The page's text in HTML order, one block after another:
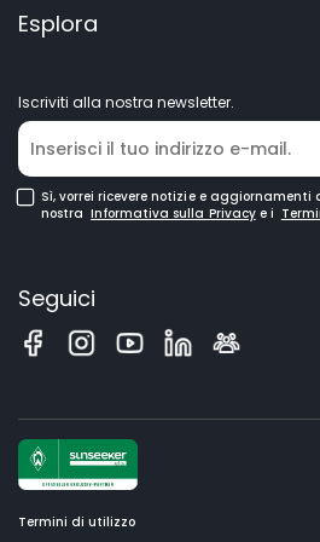
Accessori
Robot Rasaerba GPS
Robot Tagliaerba per Grandi Prati
Manuali e video
Laboratorio Elite
Dove acquistare
Esplora
Iscriviti alla nostra newsletter.
Sì, vorrei ricevere notizie e aggiornamenti
nostra Informativa sulla Privacye i
Seguici
Termini di utilizzo